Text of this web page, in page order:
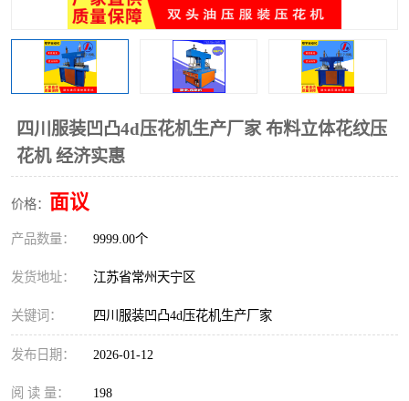
四川服装凹凸4d压花机生产厂家 布料立体花纹压
花机 经济实惠
价格： 面议
产品数量： 9999.00个
发货地址： 江苏省常州天宁区
关键词： 四川服装凹凸4d压花机生产厂家
发布日期： 2026-01-12
阅 读 量： 198